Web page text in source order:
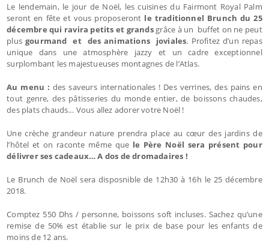
Le lendemain, le jour de Noël, les cuisines du Fairmont Royal Palm
seront en fête et vous proposeront le traditionnel Brunch du 25
décembre qui ravira petits et grandsgrâce à un buffet on ne peut
plus gourmand et des animations joviales. Profitez d’un repas
unique dans une atmosphère jazzy et un cadre exceptionnel
surplombant les majestueuses montagnes de l’Atlas.
Au menu : des saveurs internationales ! Des verrines, des pains en
tout genre, des pâtisseries du monde entier, de boissons chaudes,
des plats chauds… Vous allez adorer votre Noël !
Une crèche grandeur nature prendra place au cœur des jardins de
l’hôtel et on raconte même que le Père Noël sera présent pour
délivrer ses cadeaux… A dos de dromadaires !
Le Brunch de Noël sera disposnible de 12h30 à 16h le 25 décembre
2018.
Comptez 550 Dhs / personne, boissons soft incluses. Sachez qu’une
remise de 50% est établie sur le prix de base pour les enfants de
moins de 12 ans.